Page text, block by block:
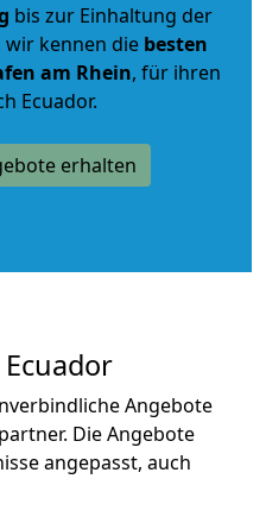
bis zur Einhaltung der
kennen die besten
am Rhein, für ihren
Ecuador.
erhalten
Angebote
Die Angebote
angepasst, auch